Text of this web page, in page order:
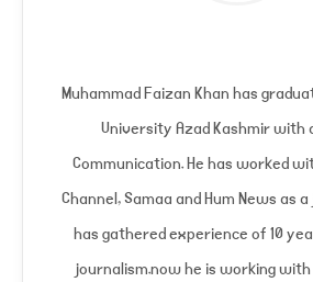
Muhammad Faizan Khan has
University Azad Kashmir with
Communication. He has worked
Channel, Samaa and Hum News as
has gathered experience of 10
journalism.now he is working with